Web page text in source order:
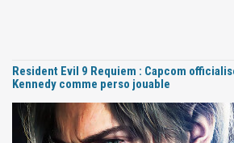
Resident Evil 9 Requiem : Capcom
Kennedy comme perso jouable